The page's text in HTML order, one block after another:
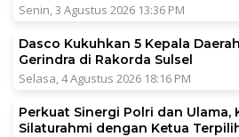
Senin, 3 Agustus 2026 13:36 PM
Dasco Kukuhkan 5 Kepala
Gerindra di Rakorda Sulsel
Selasa, 4 Agustus 2026 18:16 PM
Perkuat Sinergi Polri dan Ulama,
Silaturahmi dengan Ketua